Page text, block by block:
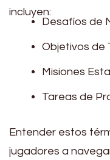
incluyen:
Desafíos de
Objetivos de
Misiones
Tareas de
Entender estos
jugadores a